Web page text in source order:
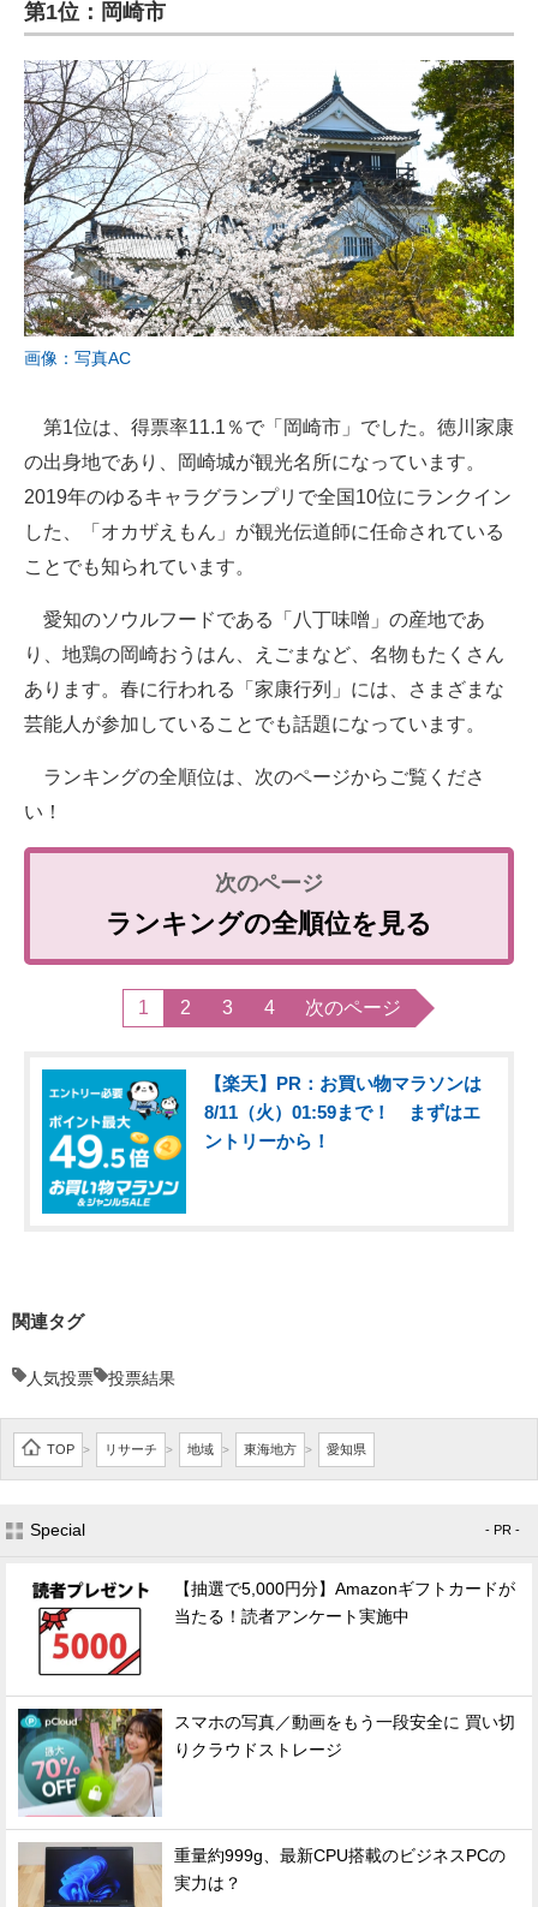
第1位：岡崎市
画像：写真AC
第1位は、得票率11.1％で「岡崎市」でした。徳川家康
の出身地であり、岡崎城が観光名所になっています。
2019年のゆるキャラグランプリで全国10位にランクイン
した、「オカザえもん」が観光伝道師に任命されている
ことでも知られています。
愛知のソウルフードである「八丁味噌」の産地であ
り、地鶏の岡崎おうはん、えごまなど、名物もたくさん
あります。春に行われる「家康行列」には、さまざまな
芸能人が参加していることでも話題になっています。
ランキングの全順位は、次のページからご覧くださ
い！
ランキングの全順位を見る
1 2 3 4 次のページ
【楽天】PR：お買い物マラソンは
8/11（火）01:59まで！ まずはエ
ントリーから！
関連タグ
人気投票 投票結果
TOP > リサーチ > 地域 > 東海地方 > 愛知県
Special - PR -
【抽選で5,000円分】Amazonギフトカードが
当たる！読者アンケート実施中
スマホの写真／動画をもう一段安全に 買い切
りクラウドストレージ
重量約999g、最新CPU搭載のビジネスPCの
実力は？